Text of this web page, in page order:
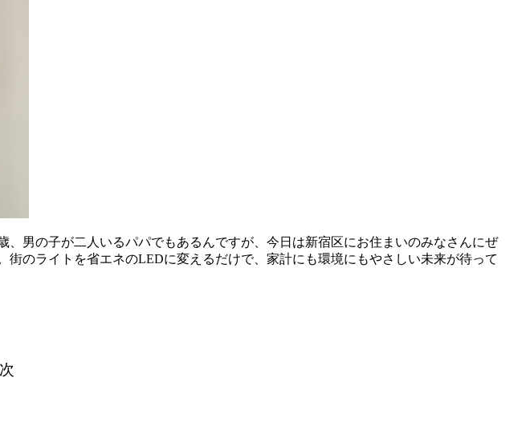
男の子が二人いるパパでもあるんですが、今日は新宿区にお住まいのみなさんにぜ
のライトを省エネのLEDに変えるだけで、家計にも環境にもやさしい未来が待って